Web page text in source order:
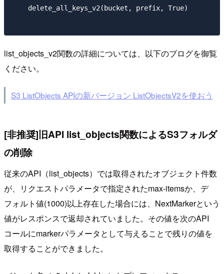
    delete_all_keys_v2(bucket, prefix, True)
list_objects_v2関数の詳細については、以下のブログを御覧
ください。
S3 ListObjects APIの新バージョン ListObjectsV2を使おう
[非推奨]旧API list_objects関数によるS3フォルダ
の削除
従来のAPI（list_objects）では取得されたオブジェクト件数
が、リクエストパラメータで指定されたmax-itemsか、デ
フォルト値(1000)以上存在した場合には、NextMarkerという
値がレスポンスで返却されていました。その値を次のAPI
コールにmarkerパラメータとして与えることで残りの値を
取得することができました。